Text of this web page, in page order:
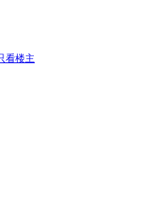
看楼主